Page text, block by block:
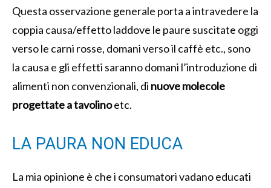
Questa osservazione generale porta a intravedere la
coppia causa/effetto laddove le paure suscitate oggi
verso le carni rosse, domani verso il caffè etc., sono
la causa e gli effetti saranno domani l’introduzione di
alimenti non convenzionali, di nuove molecole
progettate a tavolinoetc.
LA PAURA NON EDUCA
La mia opinione è che i consumatori vadano educati